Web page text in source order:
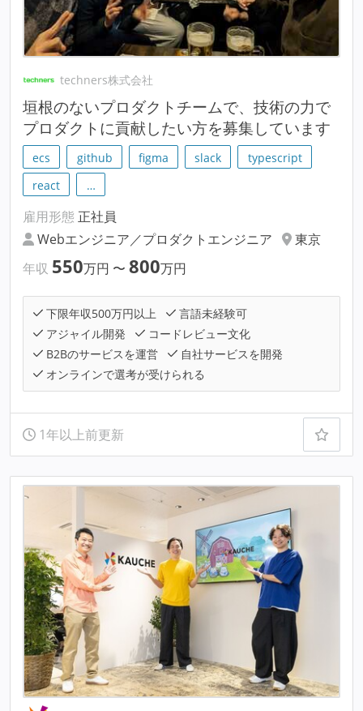
techners株式会社
垣根のないプロダクトチームで、技術の力で
プロダクトに貢献したい方を募集しています
ecs github figma slack
typescript
react
…
雇用形態 正社員
Webエンジニア／プロダクトエンジニア
東京
年収 550万円 〜 800万円
下限年収500万円以上
言語未経験可
アジャイル開発
コードレビュー文化
B2Bのサービスを運営
自社サービスを開発
オンラインで選考が受けられる
1年以上前更新